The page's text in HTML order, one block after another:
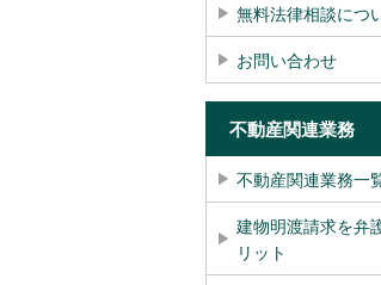
無料法律相談につ
お問い合わせ
不動産関連業務
不動産関連業務一
建物明渡請求を弁
リット